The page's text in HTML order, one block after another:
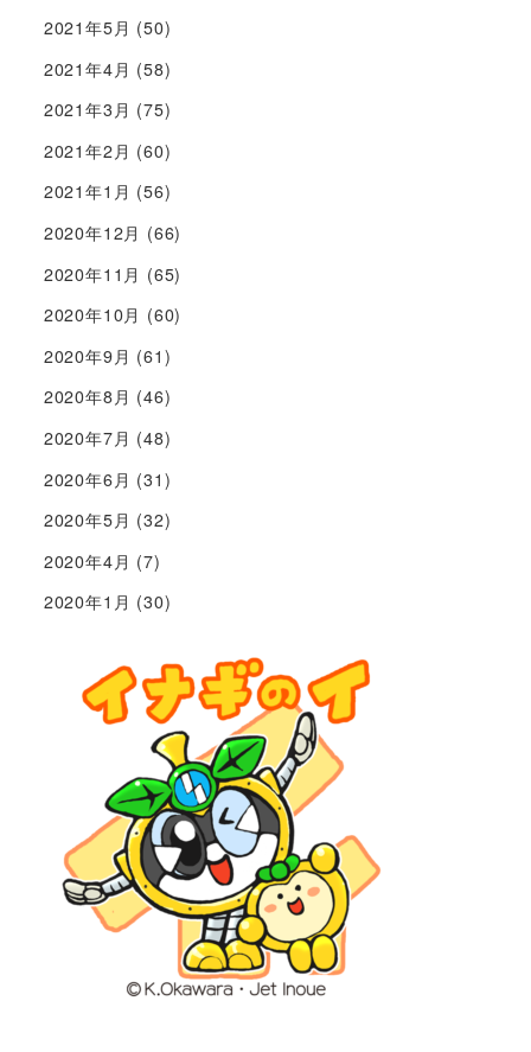
2021年5月 (50)
2021年4月 (58)
2021年3月 (75)
2021年2月 (60)
2021年1月 (56)
2020年12月 (66)
2020年11月 (65)
2020年10月 (60)
2020年9月 (61)
2020年8月 (46)
2020年7月 (48)
2020年6月 (31)
2020年5月 (32)
2020年4月 (7)
2020年1月 (30)